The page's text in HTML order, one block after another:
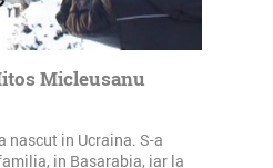
Micleusanu
nascut in Ucraina. S-a
in Basarabia, iar la